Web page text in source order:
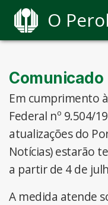
O
Comunicado
Em cumprimento
Federal nº 9.504/
atualizações do
Notícias) estarão
a partir de 4 de
A medida atende